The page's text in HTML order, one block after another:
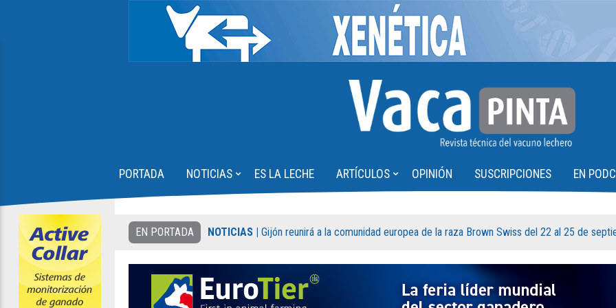
PORTADA NOTICIAS ⌄ ES LA LECHE ARTÍCULOS ⌄ OPINIÓN SUSCRIPCIONES EN
EN PORTADA NOTICIAS | Gijón reunirá a la comunidad europea de la raza Brown Swiss del 22 al 25 de